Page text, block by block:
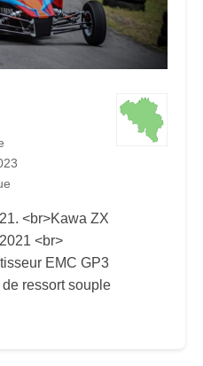
<br>Kawa ZX
<br>
EMC GP3
ressort souple